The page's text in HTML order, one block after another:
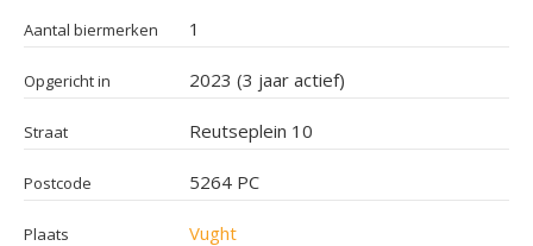
Aantal biermerken 1
Opgericht in 2023 (3 jaar actief)
Straat Reutseplein 10
Postcode 5264 PC
Plaats Vught